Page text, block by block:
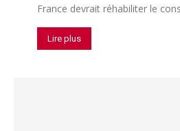
France devrait réhabiliter le
Lire plus